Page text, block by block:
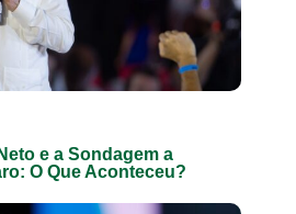
e a Sondagem a
O Que Aconteceu?